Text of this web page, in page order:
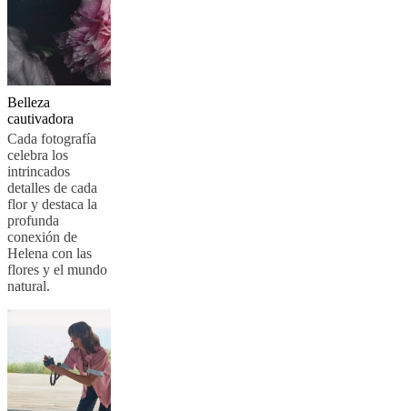
Solicita
muestras
gratis
Buscar
una
tienda Acerca
de
BoConcept
social
corporativaLa
historia Sala
de
prensaArtesanía
y
calidadConoce
a
nuestros
diseñadoresPersonalización
and
accesibilidadHazte
franquiciadoProfessionals
ProgramProjectsArticles
news
Belleza
cautivadora
Cada fotografía
celebra los
intrincados
detalles de cada
flor y destaca la
profunda
conexión de
Helena con las
flores y el mundo
natural.